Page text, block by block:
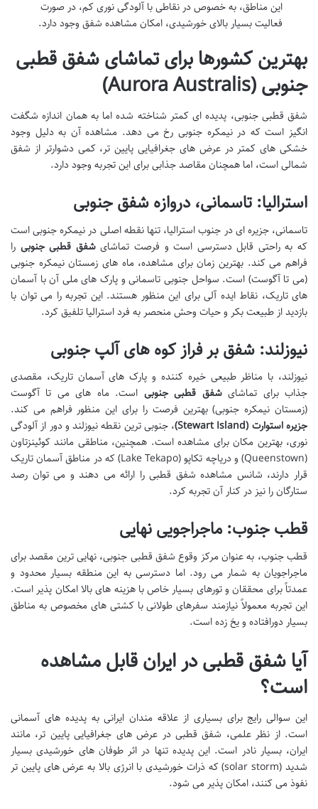
این مناطق، به خصوص در نقاطی با آلودگی نوری کم، در صورت
فعالیت بسیار بالای خورشیدی، امکان مشاهده شفق وجود دارد.
بهترین کشورها برای تماشای شفق قطبی
جنوبی (Aurora Australis)
شفق قطبی جنوبی، پدیده ای کمتر شناخته شده اما به همان اندازه شگفت
انگیز است که در نیمکره جنوبی رخ می دهد. مشاهده آن به دلیل وجود
خشکی های کمتر در عرض های جغرافیایی پایین تر، کمی دشوارتر از شفق
شمالی است، اما همچنان مقاصد جذابی برای این تجربه وجود دارد.
استرالیا: تاسمانی، دروازه شفق جنوبی
تاسمانی، جزیره ای در جنوب استرالیا، تنها نقطه اصلی در نیمکره جنوبی است
که به راحتی قابل دسترسی است و فرصت تماشایشفق قطبی جنوبی را
فراهم می کند. بهترین زمان برای مشاهده، ماه های زمستان نیمکره جنوبی
(می تا آگوست) است. سواحل جنوبی تاسمانی و پارک های ملی آن با آسمان
های تاریک، نقاط ایده آلی برای این منظور هستند. این تجربه را می توان با
بازدید از طبیعت بکر و حیات وحش منحصر به فرد استرالیا تلفیق کرد.
نیوزلند: شفق بر فراز کوه های آلپ جنوبی
نیوزلند، با مناظر طبیعی خیره کننده و پارک های آسمان تاریک، مقصدی
جذاب برای تماشایشفق قطبی جنوبی است. ماه های می تا آگوست
(زمستان نیمکره جنوبی) بهترین فرصت را برای این منظور فراهم می کند.
جزیره استوارت (Stewart Island)
، جنوبی ترین نقطه نیوزلند و دور از آلودگی
نوری، بهترین مکان برای مشاهده است. همچنین، مناطقی مانند کوئینزتاون
(Queenstown) و دریاچه تکاپو (Lake Tekapo) که در مناطق آسمان تاریک
قرار دارند، شانس مشاهده شفق قطبی را ارائه می دهند و می توان رصد
ستارگان را نیز در کنار آن تجربه کرد.
قطب جنوب: ماجراجویی نهایی
قطب جنوب، به عنوان مرکز وقوع شفق قطبی جنوبی، نهایی ترین مقصد برای
ماجراجویان به شمار می رود. اما دسترسی به این منطقه بسیار محدود و
عمدتاً برای محققان و تورهای بسیار خاص با هزینه های بالا امکان پذیر است.
این تجربه معمولاً نیازمند سفرهای طولانی با کشتی های مخصوص به مناطق
بسیار دورافتاده و یخ زده است.
آیا شفق قطبی در ایران قابل مشاهده
است؟
این سوالی رایج برای بسیاری از علاقه مندان ایرانی به پدیده های آسمانی
است. از نظر علمی، شفق قطبی در عرض های جغرافیایی پایین تر، مانند
ایران، بسیار نادر است. این پدیده تنها در اثر طوفان های خورشیدی بسیار
شدید (solar storm) که ذرات خورشیدی با انرژی بالا به عرض های پایین تر
نفوذ می کنند، امکان پذیر می شود.